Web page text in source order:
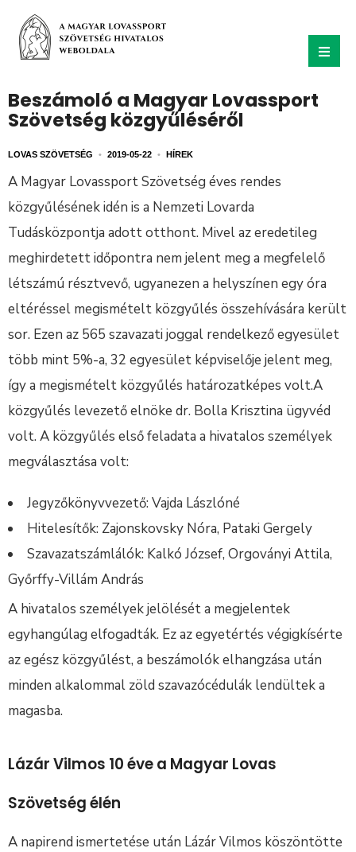
Beszámoló a Magyar Lovassport
Szövetség közgyűléséről
LOVAS SZÖVETSÉG • 2019-05-22 • HÍREK
A Magyar Lovassport Szövetség éves rendes
közgyűlésének idén is a Nemzeti Lovarda
Tudásközpontja adott otthont. Mivel az eredetileg
meghirdetett időpontra nem jelent meg a megfelelő
létszámú résztvevő, ugyanezen a helyszínen egy óra
eltéréssel megismételt közgyűlés összehívására került
sor. Ezen az 565 szavazati joggal rendelkező egyesület
több mint 5%-a, 32 egyesület képviselője jelent meg,
így a megismételt közgyűlés határozatképes volt.A
közgyűlés levezető elnöke dr. Bolla Krisztina ügyvéd
volt. A közgyűlés első feladata a hivatalos személyek
megválasztása volt:
Jegyzőkönyvvezető: Vajda Lászlóné
Hitelesítők: Zajonskovsky Nóra, Pataki Gergely
Szavazatszámlálók: Kalkó József, Orgoványi Attila,
Győrffy-Villám András
A hivatalos személyek jelölését a megjelentek
egyhangúlag elfogadták. Ez az egyetértés végigkísérte
az egész közgyűlést, a beszámolók elhangzása után
minden alkalommal zöld szavazócédulák lendültek a
magasba.
Lázár Vilmos 10 éve a Magyar Lovas
Szövetség élén
A napirend ismertetése után Lázár Vilmos köszöntötte